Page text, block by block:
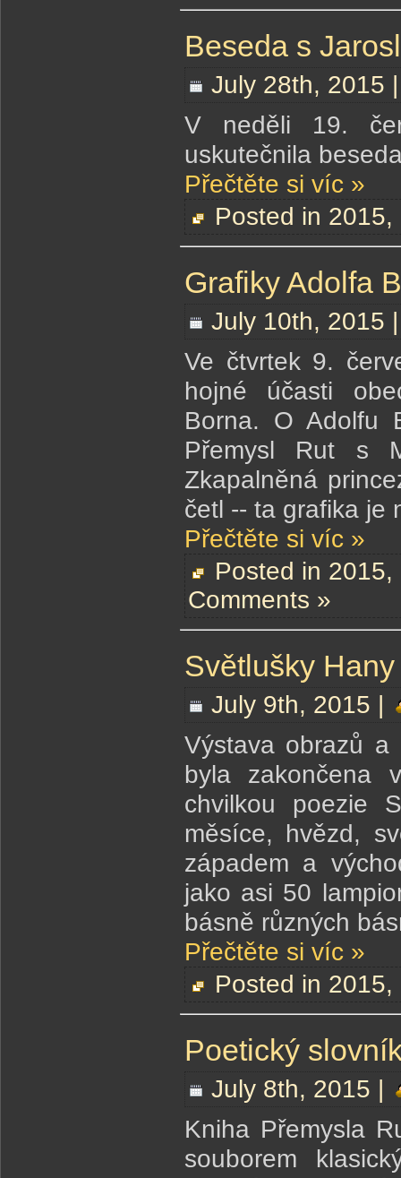
Beseda s
July 28th, 2015
V neděli 19.
uskutečnila
Přečtěte si víc »
Posted in 2015,
Grafiky Adolfa
July 10th, 2015
Ve čtvrtek 9.
hojné účasti
Borna. O Adolfu
Přemysl Rut s
Zkapalněná
četl -- ta grafika
Přečtěte si víc »
Posted in 2015,
Comments »
Světlušky
July 9th, 2015 |
Výstava obrazů a
byla zakončena
chvilkou poezie
měsíce, hvězd,
západem a
jako asi 50
básně různých
Přečtěte si víc »
Posted in 2015,
Poetický
July 8th, 2015 |
Kniha Přemysla
souborem